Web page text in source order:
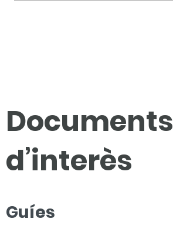
Documents
d’interès
Guíes